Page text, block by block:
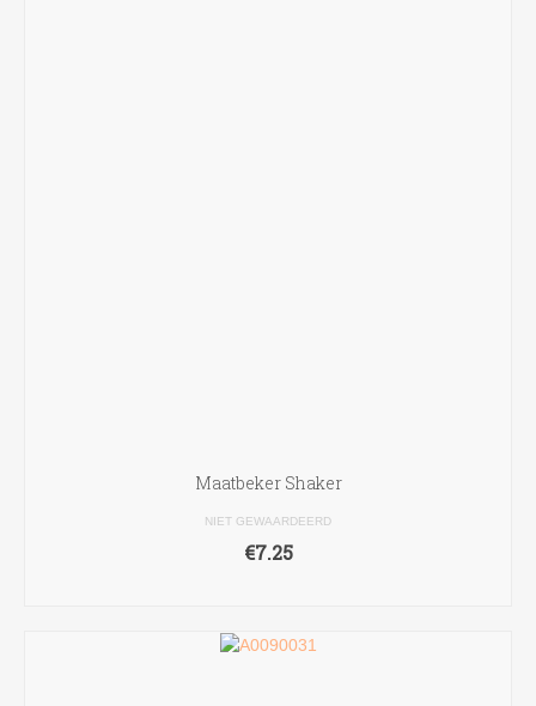
Maatbeker Shaker
NIET GEWAARDEERD
€7.25